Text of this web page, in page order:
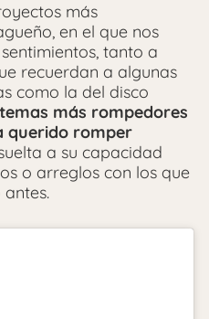
más
en el que nos
tanto a
recuerdan a algunas
como la del disco
más rompedores
querido romper
a su capacidad
o arreglos con los que